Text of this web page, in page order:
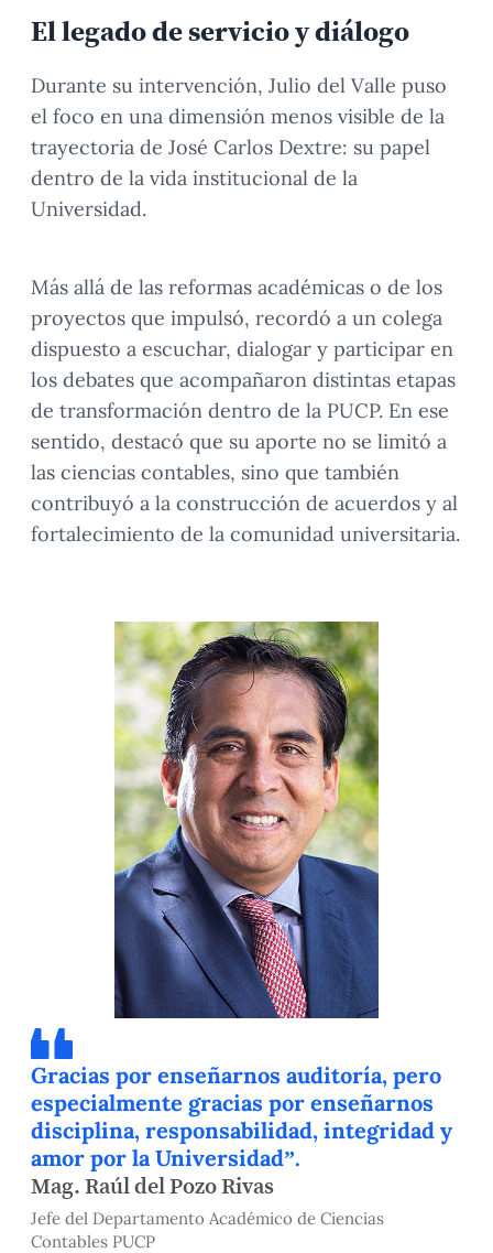
El legado de servicio y diálogo
Durante su intervención, Julio del Valle puso
el foco en una dimensión menos visible de la
trayectoria de José Carlos Dextre: su papel
dentro de la vida institucional de la
Universidad.
Más allá de las reformas académicas o de los
proyectos que impulsó, recordó a un colega
dispuesto a escuchar, dialogar y participar en
los debates que acompañaron distintas etapas
de transformación dentro de la PUCP. En ese
sentido, destacó que su aporte no se limitó a
las ciencias contables, sino que también
contribuyó a la construcción de acuerdos y al
fortalecimiento de la comunidad universitaria.
Gracias por enseñarnos auditoría, pero
especialmente gracias por enseñarnos
disciplina, responsabilidad, integridad y
amor por la Universidad”.
Mag. Raúl del Pozo Rivas
Jefe del Departamento Académico de Ciencias
Contables PUCP